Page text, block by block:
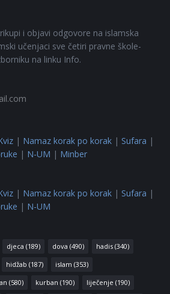
i objavi odgovore na islamska
učenjaci sve četiri pravne škole-
na linku Info.
| Namaz korak po korak | Sufara |
| N-UM | Minber
| Namaz korak po korak | Sufara |
| N-UM
djeca (189) dova (490) hadis (340)
hidžab (187) islam (353)
(580) kurban (190) liječenje (190)